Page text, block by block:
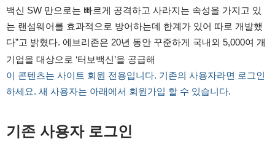
백신 SW 만으로는 빠르게 공격하고 사라지는 속성을 가지고 있
는 랜섬웨어를 효과적으로 방어하는데 한계가 있어 따로 개발했
다”고 밝혔다. 에브리존은 20년 동안 꾸준하게 국내외 5,000여 개
기업을 대상으로 ‘터보백신’을 공급해
이 콘텐츠는 사이트 회원 전용입니다. 기존의 사용자라면 로그인
하세요. 새 사용자는 아래에서 회원가입 할 수 있습니다.
기존 사용자 로그인